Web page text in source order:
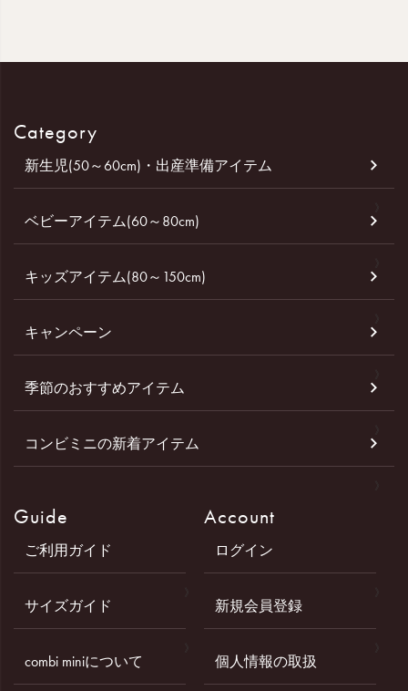
Category
新生児(50～60cm)・出産準備アイテム
ベビーアイテム(60～80cm)
キッズアイテム(80～150cm)
キャンペーン
季節のおすすめアイテム
コンビミニの新着アイテム
Guide
ご利用ガイド
サイズガイド
combi miniについて
Account
ログイン
新規会員登録
個人情報の取扱